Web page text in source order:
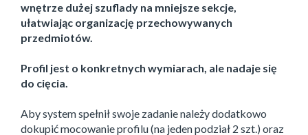
wnętrze dużej szuflady na mniejsze sekcje,
ułatwiając organizację przechowywanych
przedmiotów.
Profil jest o konkretnych wymiarach, ale nadaje się
do cięcia.
Aby system spełnił swoje zadanie należy dodatkowo
dokupić mocowanie profilu (na jeden podział 2 szt.) oraz